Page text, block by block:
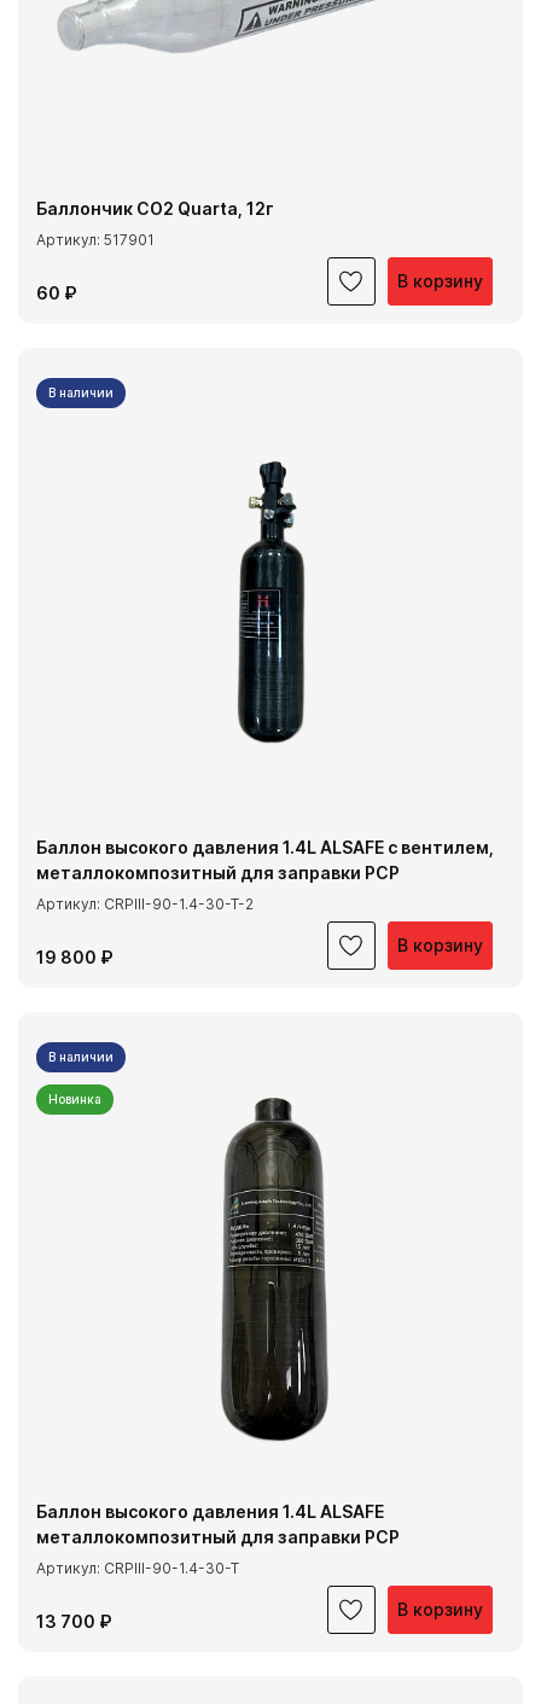
В корзину
Баллончик CO2 Quarta, 12г
Артикул: 517901
60 ₽
В наличии
В корзину
Баллон высокого давления 1.4L ALSAFE с вентилем,
металлокомпозитный для заправки PCP
Артикул: CRPIII-90-1.4-30-T-2
19 800 ₽
В наличии
Новинка
В корзину
Баллон высокого давления 1.4L ALSAFE
металлокомпозитный для заправки PCP
Артикул: CRPIII-90-1.4-30-T
13 700 ₽